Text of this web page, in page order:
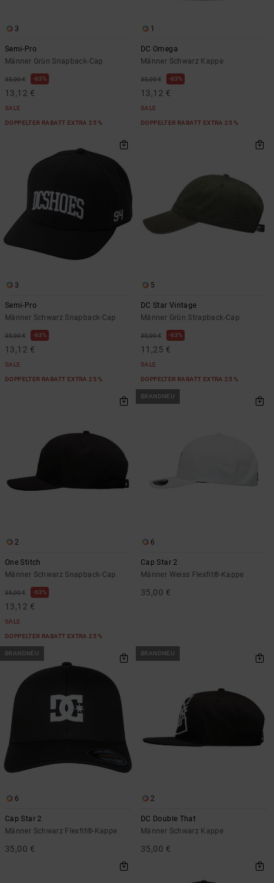
3
Semi-Pro
Männer Grün Snapback-Cap
35,00 € 63%
13,12 €
SALE
DOPPELTER RABATT EXTRA 25 %
1
DC Omega
Männer Schwarz Kappe
35,00 € 63%
13,12 €
SALE
DOPPELTER RABATT EXTRA 25 %
3
Semi-Pro
Männer Schwarz Snapback-Cap
35,00 € 63%
13,12 €
SALE
DOPPELTER RABATT EXTRA 25 %
5
DC Star Vintage
Männer Grün Strapback-Cap
30,00 € 63%
11,25 €
SALE
DOPPELTER RABATT EXTRA 25 %
2
One Stitch
Männer Schwarz Snapback-Cap
35,00 € 63%
13,12 €
SALE
DOPPELTER RABATT EXTRA 25 %
BRANDNEU
6
Cap Star 2
Männer Weiss Flexfit®-Kappe
35,00 €
BRANDNEU
6
Cap Star 2
Männer Schwarz Flexfit®-Kappe
35,00 €
BRANDNEU
2
DC Double That
Männer Schwarz Kappe
35,00 €